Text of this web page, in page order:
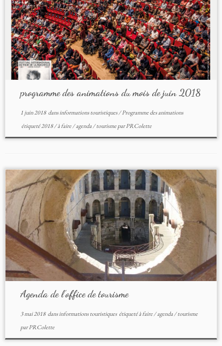
programme des animations du mois de juin 2018
1 juin 2018dansinformations touristiques/Programme des animations
étiqueté2018/à faire/agenda/tourismeparPRColette
Agenda de l’office de tourisme
3 mai 2018dansinformations touristiques étiquetéà faire/agenda/tourisme
parPRColette